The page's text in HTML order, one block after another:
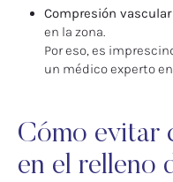
Compresión vascular
en la zona.
Por eso, es
un médico experto
Cómo evitar
en el relleno